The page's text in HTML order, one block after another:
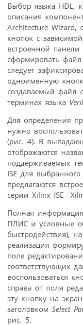
Выбор языка HDL,
описания
Architecture Wizard,
кнопок с
встроенной панели
сформировать
следует
одноименную
создаваемый файл
терминах языка
Для определения
нужно
(рис. 4). В
отображаются
поддерживаемых
ISE для
предлагаются
серии Xilinx ISE 
Полная
ПЛИС и условные
быстродействия),
реализация
поле
соответствующих
воспользоваться
справа от поля
эту кнопку на
заголовком Select
рис. 5.